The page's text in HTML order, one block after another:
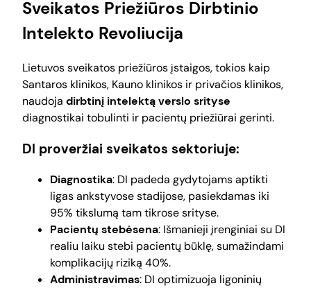
Sveikatos Priežiūros Dirbtinio
Intelekto Revoliucija
Lietuvos sveikatos priežiūros įstaigos, tokios kaip
Santaros klinikos, Kauno klinikos ir privačios klinikos,
naudoja dirbtinį intelektą verslo srityse
diagnostikai tobulinti ir pacientų priežiūrai gerinti.
DI proveržiai sveikatos sektoriuje:
Diagnostika: DI padeda gydytojams aptikti
ligas ankstyvose stadijose, pasiekdamas iki
95% tikslumą tam tikrose srityse.
Pacientų stebėsena: Išmanieji įrenginiai su DI
realiu laiku stebi pacientų būklę, sumažindami
komplikacijų riziką 40%.
Administravimas: DI optimizuoja ligoninių